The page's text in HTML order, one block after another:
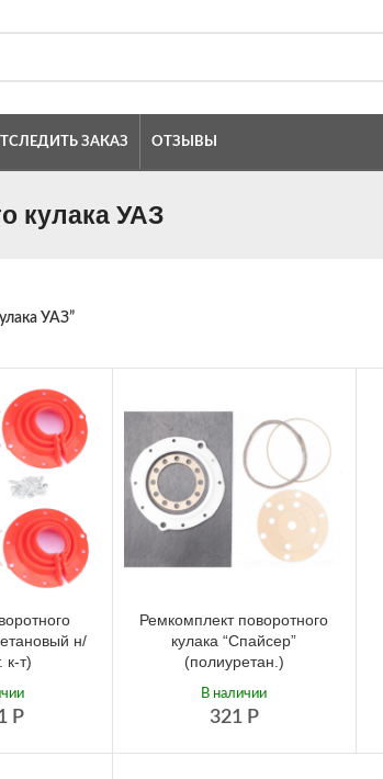
ЗАКАЗ ОТЗЫВЫ
кулака УАЗ
УАЗ”
н/
к-т)
Р
Ремкомплект поворотного
кулака “Спайсер”
(полиуретан.)
321 Р
В наличии